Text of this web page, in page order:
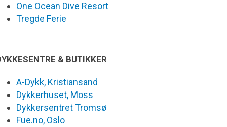
One Ocean Dive Resort
Tregde Ferie
& BUTIKKER
A-Dykk, Kristiansand
Dykkerhuset, Moss
Dykkersentret Tromsø
Fue.no, Oslo